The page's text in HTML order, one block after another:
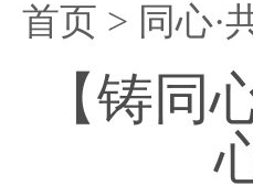
首页 > 同心·
【铸同